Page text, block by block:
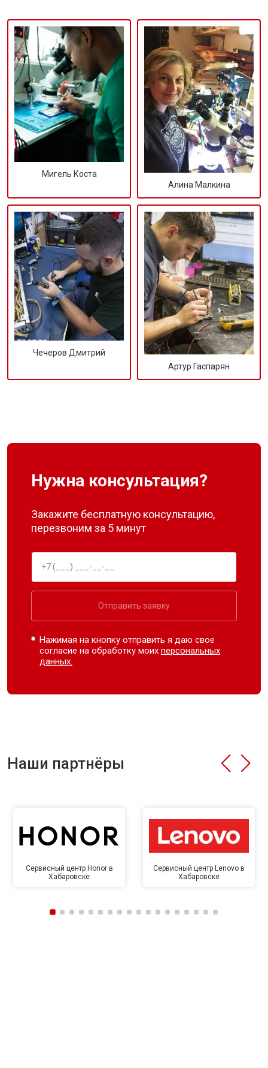
Мигель Коста
Алина Малкина
Чечеров Дмитрий
Артур Гаспарян
Нужна консультация?
Закажите бесплатную консультацию,
перезвоним за 5 минут
Отправить заявку
Нажимая на кнопку отправить я даю свое
согласие на обработку моихперсональных
данных.
Наши партнёры
Сервисный центр Honor в
Хабаровске
Сервисный центр Lenovo в
Хабаровске